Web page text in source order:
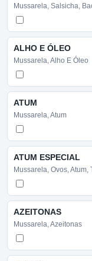
Mussarela, Salsicha,
ALHO E ÓLEO
Mussarela, Alho E Óleo
ATUM
Mussarela, Atum
ATUM ESPECIAL
Mussarela, Ovos, Atum,
AZEITONAS
Mussarela, Azeitonas